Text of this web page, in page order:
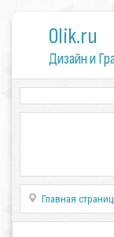
0lik.ru
Дизайн и
Главная